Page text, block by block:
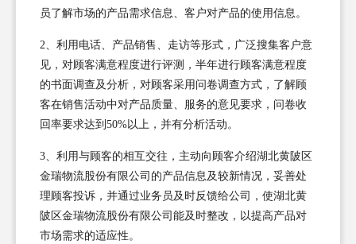
员了解市场的产品需求信息、客户对产品的使用信息。
2、利用电话、产品销售、走访等形式，广泛搜集客户意
见，对顾客满意程度进行评测，半年进行顾客满意程度
的书面调查及分析，对顾客采用问卷调查方式，了解顾
客在销售活动中对产品质量、服务的意见要求，问卷收
回率要求达到50%以上，并有分析活动。
3、利用与顾客的相互交往，主动向顾客介绍湖北黄陂区
金瑞物流股份有限公司的产品信息及较新情况，妥善处
理顾客投诉，并通过业务员及时反馈给公司，使湖北黄
陂区金瑞物流股份有限公司能及时整改，以提高产品对
市场需求的适应性。